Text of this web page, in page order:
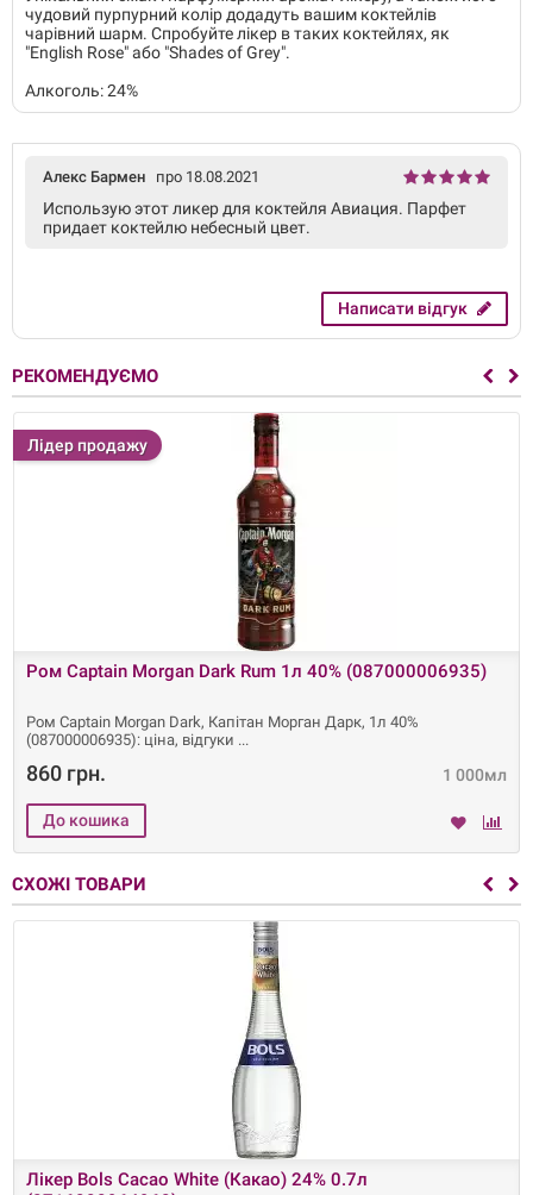
чудовий пурпурний колір додадуть вашим коктейлів
чарівний шарм. Спробуйте лікер в таких коктейлях, як
"English Rose" або "Shades of Grey".
Алкоголь: 24%
Алекс Бармен про 18.08.2021
Использую этот ликер для коктейля Авиация. Парфет
придает коктейлю небесный цвет.
Написати відгук
РЕКОМЕНДУЄМО
Лідер продажу
Ром Captain Morgan Dark Rum 1л 40% (087000006935)
Ром Captain Morgan Dark, Капітан Морган Дарк, 1л 40%
(087000006935): ціна, відгуки
1 000мл
860 грн.
СХОЖІ ТОВАРИ
Лікер Bols Cacao White (Какао) 24% 0.7л